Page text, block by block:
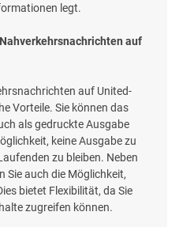
legt.
auf
auf United-
Vorteile. Sie können das
als gedruckte Ausgabe
keine Ausgabe zu
zu bleiben. Neben
Sie auch die Möglichkeit,
bietet Flexibilität, da Sie
zugreifen können.